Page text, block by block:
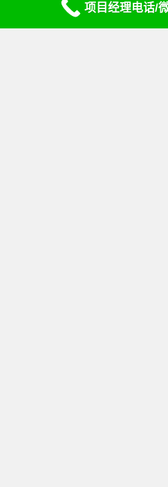
项目经理电话/